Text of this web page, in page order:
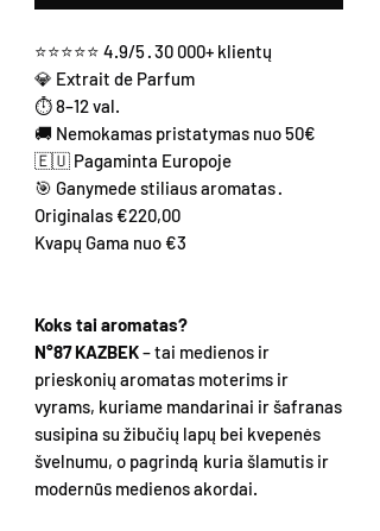
⭐⭐⭐⭐⭐ 4.9/5 · 30 000+ klientų
💎 Extrait de Parfum
⏱ 8–12 val.
🚚 Nemokamas pristatymas nuo 50€
🇪🇺 Pagaminta Europoje
🎯 Ganymede stiliaus aromatas ·
Originalas €220,00
Kvapų Gama nuo €3
Koks tai aromatas?
N°87 KAZBEK– tai medienos ir
prieskonių aromatas moterims ir
vyrams, kuriame mandarinai ir šafranas
susipina su žibučių lapų bei kvepenės
švelnumu, o pagrindą kuria šlamutis ir
modernūs medienos akordai.